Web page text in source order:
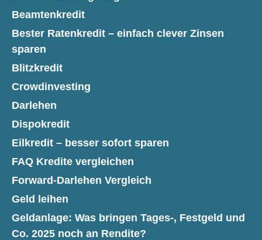
Beamtenkredit
Bester Ratenkredit – einfach clever Zinsen
sparen
Blitzkredit
Crowdinvesting
Darlehen
Dispokredit
Eilkredit – besser sofort sparen
FAQ Kredite vergleichen
Forward-Darlehen Vergleich
Geld leihen
Geldanlage: Was bringen Tages-, Festgeld und
Co. 2025 noch an Rendite?